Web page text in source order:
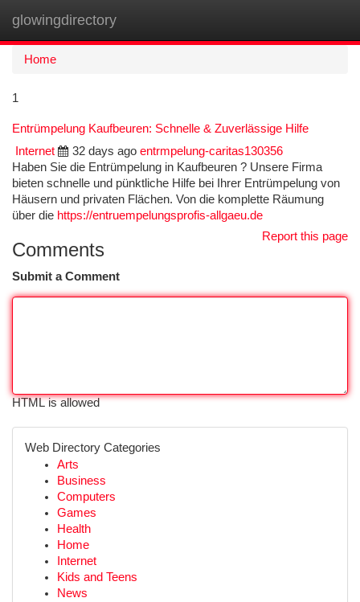
glowingdirectory
Home
1
Entrümpelung Kaufbeuren: Schnelle & Zuverlässige Hilfe
Internet
32 days ago entrmpelung-caritas130356
Haben Sie die Entrümpelung in Kaufbeuren ? Unsere Firma
bieten schnelle und pünktliche Hilfe bei Ihrer Entrümpelung von
Häusern und privaten Flächen. Von die komplette Räumung
über die https://entruempelungsprofis-allgaeu.de
Report this page
Comments
Submit a Comment
HTML is allowed
Web Directory Categories
Arts
Business
Computers
Games
Health
Home
Internet
Kids and Teens
News